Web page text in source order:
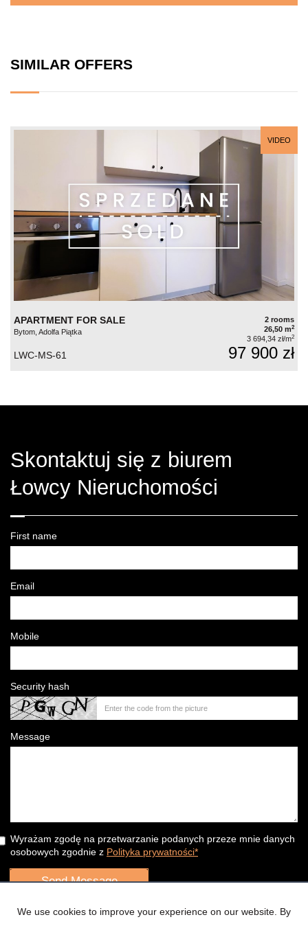
SIMILAR OFFERS
VIDEO
APARTMENT FOR SALE
Bytom, Adolfa Piątka
2 rooms
26,50 m2
3 694,34 zł/m2
LWC-MS-61 97 900 zł
Skontaktuj się z biurem
Łowcy Nieruchomości
First name
Email
Mobile
Security hash
Message
Wyrażam zgodę na przetwarzanie podanych przeze mnie danych
osobowych zgodnie z Polityka prywatności*
We use cookies to improve your experience on our website. By